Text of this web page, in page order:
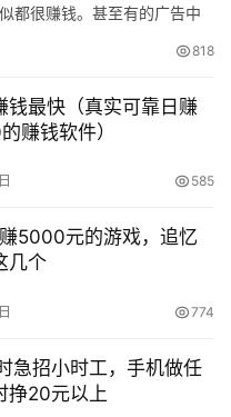
都很赚钱。甚至有的广告中
818
钱最快（真实可靠日赚
赚钱软件）
585
5000元的游戏，追忆
几个
774
急招小时工，手机做任
挣20元以上